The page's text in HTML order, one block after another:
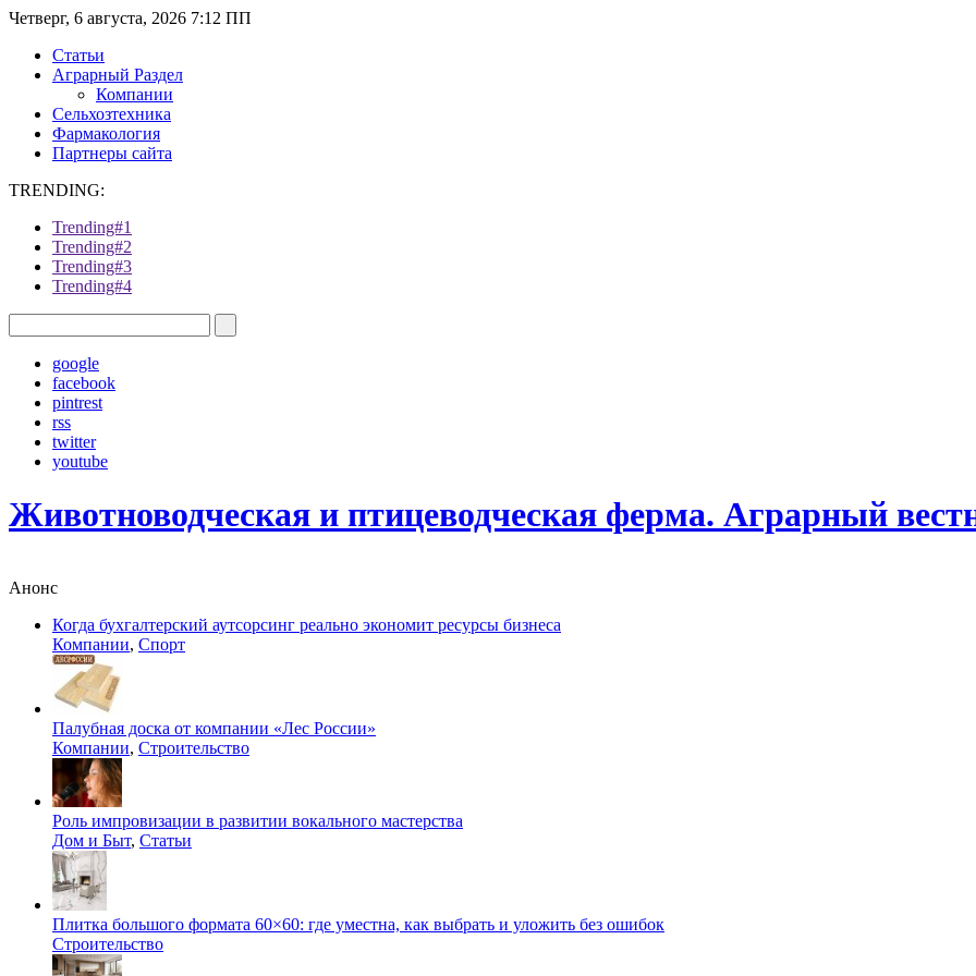
Четверг, 6 августа, 2026 7:12 ПП
Статьи
Аграрный Раздел
Компании
Сельхозтехника
Фармакология
Партнеры сайта
TRENDING:
Trending#1
Trending#2
Trending#3
Trending#4
google
facebook
pintrest
rss
twitter
youtube
Животноводческая и птицеводческая ферма. Аграрный
Анонс
Когда бухгалтерский аутсорсинг реально экономит ресурсы бизнеса
Компании, Спорт
Палубная доска от компании «Лес России»
Компании, Строительство
Роль импровизации в развитии вокального мастерства
Дом и Быт, Статьи
Плитка большого формата 60×60: где уместна, как выбрать и уложить без ошибок
Строительство